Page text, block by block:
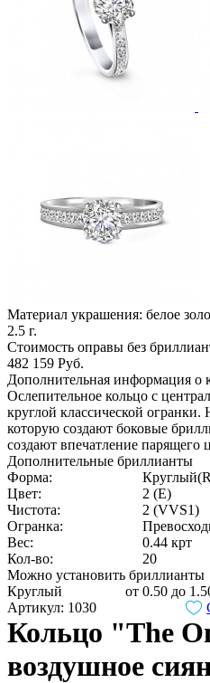
Материал украшения: белое
2.5 г.
Стоимость оправы без
482 159 Руб.
Дополнительная информация о
Ослепительное кольцо с
круглой классической огранки.
которую создают боковые
создают впечатление парящего
Дополнительные бриллианты
Форма:
Цвет:
2 (E)
Чистота:
2 (VVS1)
Огранка:
Вес:
0.44 крт
Кол-во:
20
Можно установить бриллианты
Круглый
от 0.50 до
Артикул: 1030
Кольцо "The
воздушное